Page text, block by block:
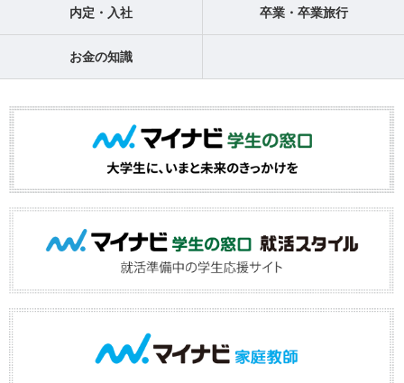
内定・入社 卒業・卒業旅行
お金の知識